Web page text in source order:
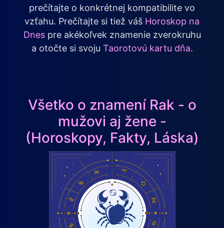
prečítajte o konkrétnej kompatibilite vo
vzťahu. Prečítajte si tiež váš Horoskop na
Dnespre akékoľvek znamenie zverokruhu
a otočte si svoju Taorotovú kartu dňa.
Všetko o znamení Rak - o
mužovi aj žene -
(Horoskopy, Fakty, Láska)